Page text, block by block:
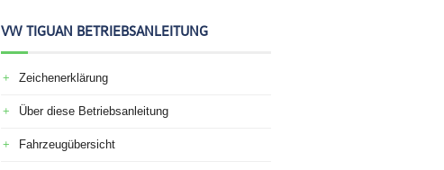
VW TIGUAN BETRIEBSANLEITUNG
Zeichenerklärung
Über diese Betriebsanleitung
Fahrzeugübersicht